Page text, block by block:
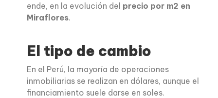
ende, en la evolución del precio por m2 en
Miraflores.
El tipo de cambio
En el Perú, la mayoría de operaciones
inmobiliarias se realizan en dólares, aunque el
financiamiento suele darse en soles.